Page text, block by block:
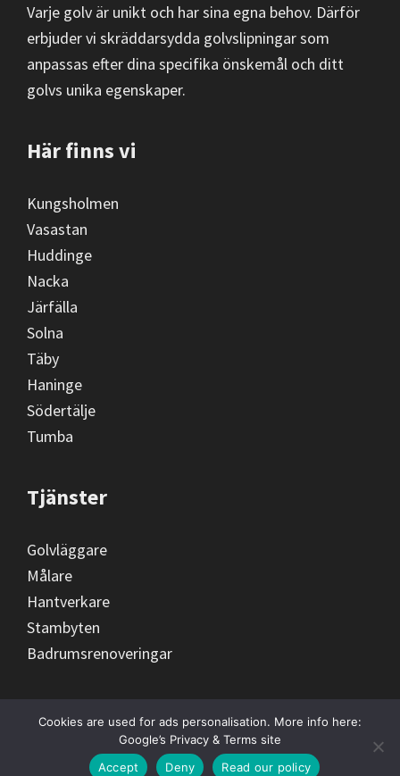
Varje golv är unikt och har sina egna behov. Därför
erbjuder vi skräddarsydda golvslipningar som
anpassas efter dina specifika önskemål och ditt
golvs unika egenskaper.
Här finns vi
Kungsholmen
Vasastan
Huddinge
Nacka
Järfälla
Solna
Täby
Haninge
Södertälje
Tumba
Tjänster
Golvläggare
Målare
Hantverkare
Stambyten
Badrumsrenoveringar
Copyright © 2026 ·Golvslipning Stockholm
Cookies are used for ads personalisation. More info here:
Google’s Privacy & Terms site
Accept
Deny Read our policy